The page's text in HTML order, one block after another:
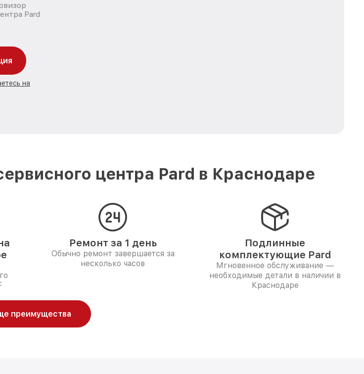
Pard
на
центра Pard в Краснодаре
Ремонт за 1 день
Обычно ремонт завершается за
несколько часов
Подлинные
комплектующие Pard
Мгновенное обслуживание —
необходимые детали в наличии в
Краснодаре
преимущества